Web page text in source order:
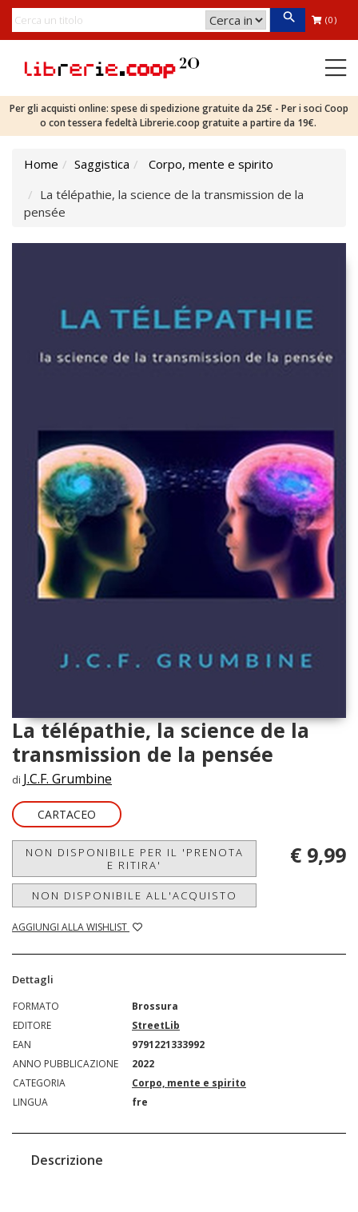
(0)
Per gli acquisti online: spese di spedizione gratuite da 25€ - Per i soci Coop
o con tessera fedeltà Librerie.coop gratuite a partire da 19€.
Home Saggistica
Corpo, mente e spirito
La télépathie, la science de la transmission de la
pensée
La télépathie, la science de la
transmission de la pensée
di J.C.F. Grumbine
CARTACEO
NON DISPONIBILE PER IL 'PRENOTA
E RITIRA'
NON DISPONIBILE ALL'ACQUISTO
AGGIUNGI ALLA WISHLIST
€ 9,99
Dettagli
FORMATO
Brossura
EDITORE
StreetLib
EAN
9791221333992
ANNO PUBBLICAZIONE
2022
CATEGORIA
Corpo, mente e spirito
LINGUA
fre
Descrizione